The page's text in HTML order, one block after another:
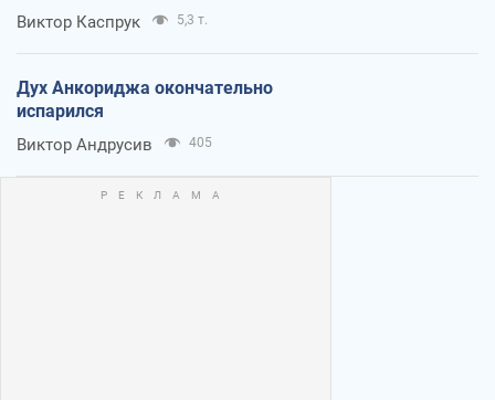
Виктор Каспрук 5,3 т.
Дух Анкориджа окончательно
испарился
Виктор Андрусив 405